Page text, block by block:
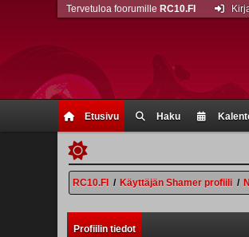
Etusivu Haku
Tervetuloa foorumille RC10.FI
RC10.FI / Käyttäjän Shamer profiili /
Profiilin tiedot